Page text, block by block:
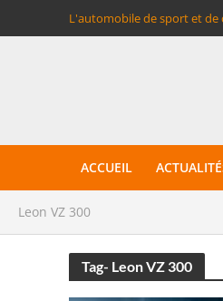
L'automobile de sport et de
ACCUEIL
Leon VZ 300
Tag- Leon VZ 300